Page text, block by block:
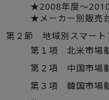
★2008年度～
★メーカー別販売
第２節 地域別スマート
第１項 北米市場
第２項 中国市場
第３項 韓国市場